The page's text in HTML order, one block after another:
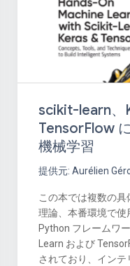
scikit-learn、
TensorFlow
機械学習
提供元: Aurélien
この本では複数の
理論、本番環境で使
Python フレームワ
Learn および
されており、インテ